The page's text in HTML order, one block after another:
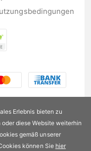
Erlebnis bieten zu
diese Website weiterhin
gemäß unserer
können Sie hier